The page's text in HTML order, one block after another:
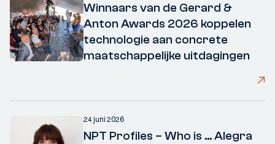
Winnaars van de Gerard &
Anton Awards 2026 koppelen
technologie aan concrete
maatschappelijke uitdagingen
24 juni 2026
NPT Profiles – Who is ... Alegra